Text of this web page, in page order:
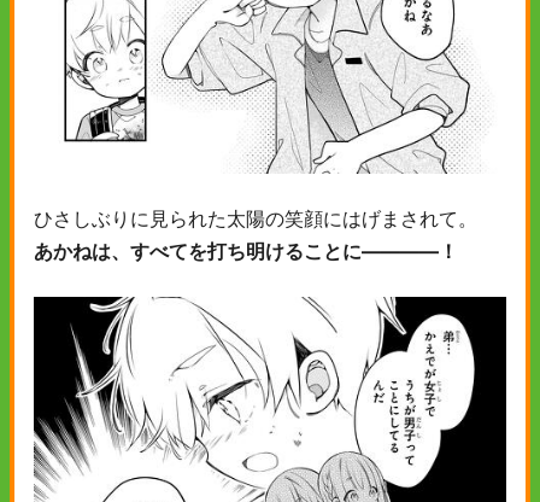
ひさしぶりに見られた太陽の笑顔にはげまされて。
あかねは、すべてを打ち明けることに――――！